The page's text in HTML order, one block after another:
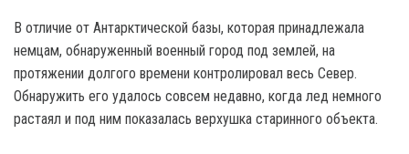
В отличие от Антарктической базы, которая принадлежала
немцам, обнаруженный военный город под землей, на
протяжении долгого времени контролировал весь Север.
Обнаружить его удалось совсем недавно, когда лед немного
растаял и под ним показалась верхушка старинного объекта.